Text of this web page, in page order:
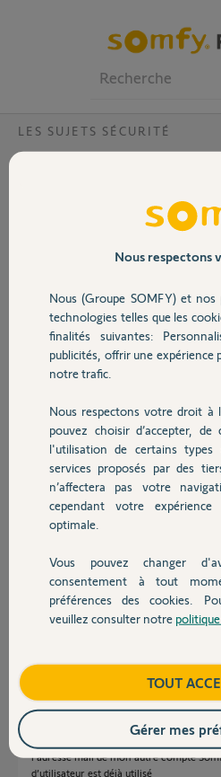
Volet
Sécurité
Domotique
Chauffage
Autres produits
Devis avec un pro
Contact
LES SUJETS SÉCURITÉ
Comment changer
Somfy Protect, Tahoma
L'adresse de mon alarme Somfy
Switch. Le système affiche "adresse
Faut-il supprimer le compte Somfy
tout réinstaller ?
Merci d'avance pour votre aide
il y a environ un mois
Réponses
De quelle adresse parlez-vous ?
Bonne journée.
Bonjour, j’ai exactement le même
quand je veux changer l’adresse mail
l’adresse mail de mon autre compte
d’utilisateur est déjà utilisé
Nous respectons
Nous (Groupe SOMFY) et
technologies telles que les
finalités suivantes:
publicités, offrir une expérience
notre trafic.
Nous respectons votre droit à
pouvez choisir d’accepter,
l'utilisation de certains
services proposés par des
n’affectera pas votre
cependant votre
optimale.
Vous pouvez changer
consentement à tout
préférences des cookies.
veuillez consulter notre
TOUT
Gérer mes